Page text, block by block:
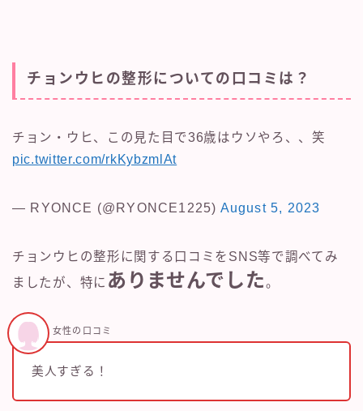
チョンウヒの整形についての口コミは？
チョン・ウヒ、この見た目で36歳はウソやろ、、笑
pic.twitter.com/rkKybzmlAt
— RYONCE (@RYONCE1225) August 5, 2023
チョンウヒの整形に関する口コミをSNS等で調べてみ
ましたが、特に ありませんでした。
美人すぎる！
女性の口コミ